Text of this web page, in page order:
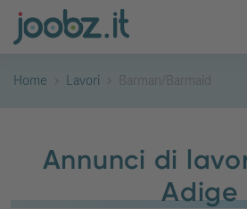
Home Lavori Barman/Barmaid
Annunci di
Adige